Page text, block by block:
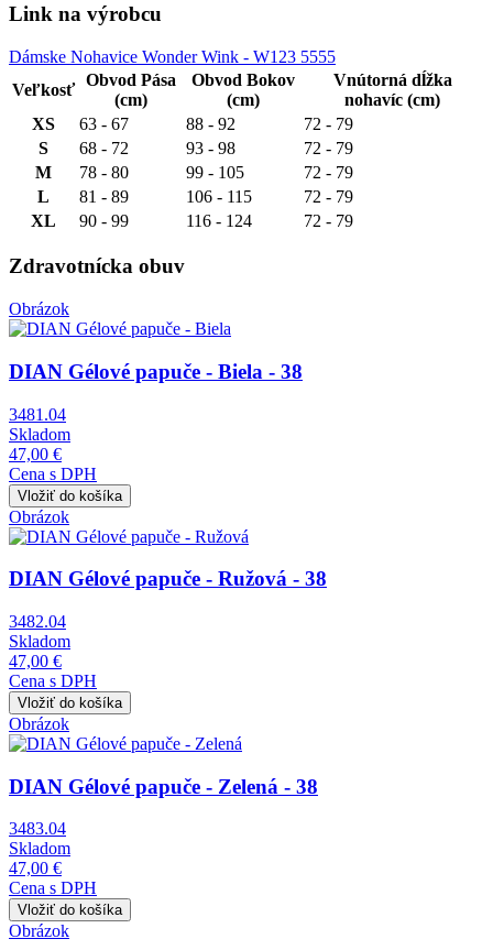
Link na výrobcu
Dámske Nohavice Wonder Wink - W123 5555
Veľkosť
Obvod Pása
(cm)
Obvod Bokov
(cm)
Vnútorná dĺžka
nohavíc (cm)
XS
63 - 67 88 - 92
72 - 79
S
68 - 72 93 - 98
72 - 79
M
78 - 80 99 - 105
72 - 79
L
81 - 89 106 - 115
72 - 79
XL
90 - 99 116 - 124 72 - 79
Zdravotnícka obuv
Obrázok
DIAN Gélové papuče - Biela - 38
3481.04
Skladom
47,00 €
Cena s DPH
Obrázok
DIAN Gélové papuče - Ružová - 38
3482.04
Skladom
47,00 €
Cena s DPH
Obrázok
DIAN Gélové papuče - Zelená - 38
3483.04
Skladom
47,00 €
Cena s DPH
Obrázok